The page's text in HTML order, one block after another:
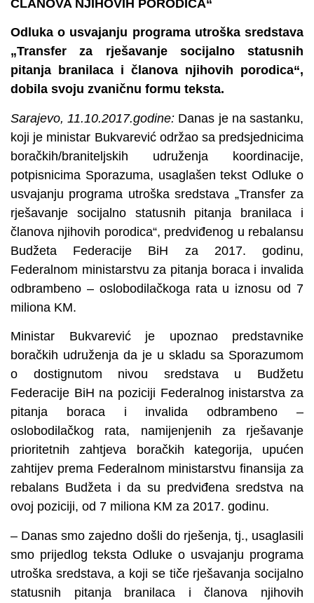
ČLANOVA NJIHOVIH PORODICA“
Odluka o usvajanju programa utroška sredstava
„Transfer za rješavanje socijalno statusnih
pitanja branilaca i članova njihovih porodica“,
dobila svoju zvaničnu formu teksta.
Sarajevo, 11.10.2017.godine: Danas je na sastanku,
koji je ministar Bukvarević održao sa predsjednicima
boračkih/braniteljskih udruženja koordinacije,
potpisnicima Sporazuma, usaglašen tekst Odluke o
usvajanju programa utroška sredstava „Transfer za
rješavanje socijalno statusnih pitanja branilaca i
članova njihovih porodica“, predviđenog u rebalansu
Budžeta Federacije BiH za 2017. godinu,
Federalnom ministarstvu za pitanja boraca i invalida
odbrambeno – oslobodilačkoga rata u iznosu od 7
miliona KM.
Ministar Bukvarević je upoznao predstavnike
boračkih udruženja da je u skladu sa Sporazumom
o dostignutom nivou sredstava u Budžetu
Federacije BiH na poziciji Federalnog inistarstva za
pitanja boraca i invalida odbrambeno –
oslobodilačkog rata, namijenjenih za rješavanje
prioritetnih zahtjeva boračkih kategorija, upućen
zahtijev prema Federalnom ministarstvu finansija za
rebalans Budžeta i da su predviđena sredstva na
ovoj poziciji, od 7 miliona KM za 2017. godinu.
– Danas smo zajedno došli do rješenja, tj., usaglasili
smo prijedlog teksta Odluke o usvajanju programa
utroška sredstava, a koji se tiče rješavanja socijalno
statusnih pitanja branilaca i članova njihovih